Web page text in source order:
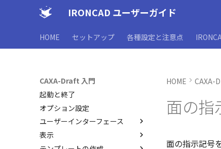
IRONCAD ユーザーガイド
HOME セットアップ 各種設定と注意点
CAXA-Draft 入門
起動と終了
オプション設定
ユーザーインターフェース
ユーザーインターフェースと各
部名称
表示
HOME CAXA-
面の指
面の指示記号